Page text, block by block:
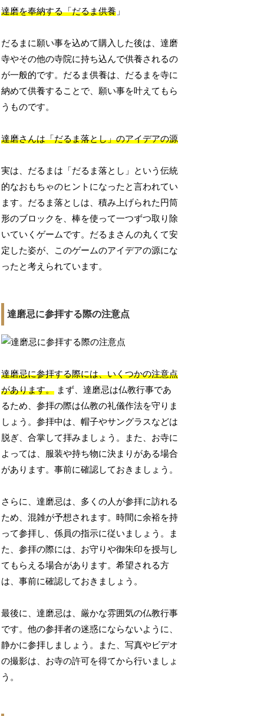
達磨を奉納する「だるま供養 」
だるまに願い事を込めて購入した後は、達磨
寺やその他の寺院に持ち込んで供養されるの
が一般的です。だるま供養は、だるまを寺に
納めて供養することで、願い事を叶えてもら
うものです。
達磨さんは「だるま落とし」のアイデアの源
実は、だるまは「だるま落とし」という伝統
的なおもちゃのヒントになったと言われてい
ます。だるま落としは、積み上げられた円筒
形のブロックを、棒を使って一つずつ取り除
いていくゲームです。だるまさんの丸くて安
定した姿が、このゲームのアイデアの源にな
ったと考えられています。
達磨忌に参拝する際の注意点
達磨忌に参拝する際には、いくつかの注意点
があります。 まず、達磨忌は仏教行事であ
るため、参拝の際は仏教の礼儀作法を守りま
しょう。参拝中は、帽子やサングラスなどは
脱ぎ、合掌して拝みましょう。また、お寺に
よっては、服装や持ち物に決まりがある場合
があります。事前に確認しておきましょう。
さらに、達磨忌は、多くの人が参拝に訪れる
ため、混雑が予想されます。時間に余裕を持
って参拝し、係員の指示に従いましょう。ま
た、参拝の際には、お守りや御朱印を授与し
てもらえる場合があります。希望される方
は、事前に確認しておきましょう。
最後に、達磨忌は、厳かな雰囲気の仏教行事
です。他の参拝者の迷惑にならないように、
静かに参拝しましょう。また、写真やビデオ
の撮影は、お寺の許可を得てから行いましょ
う。